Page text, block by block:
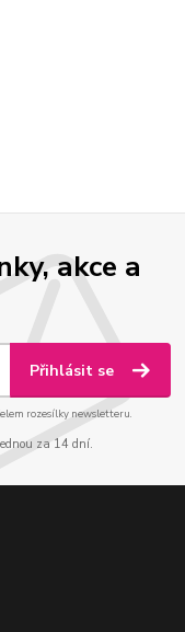
akce a
Přihlásit se
rozesílky newsletteru.
za 14 dní.